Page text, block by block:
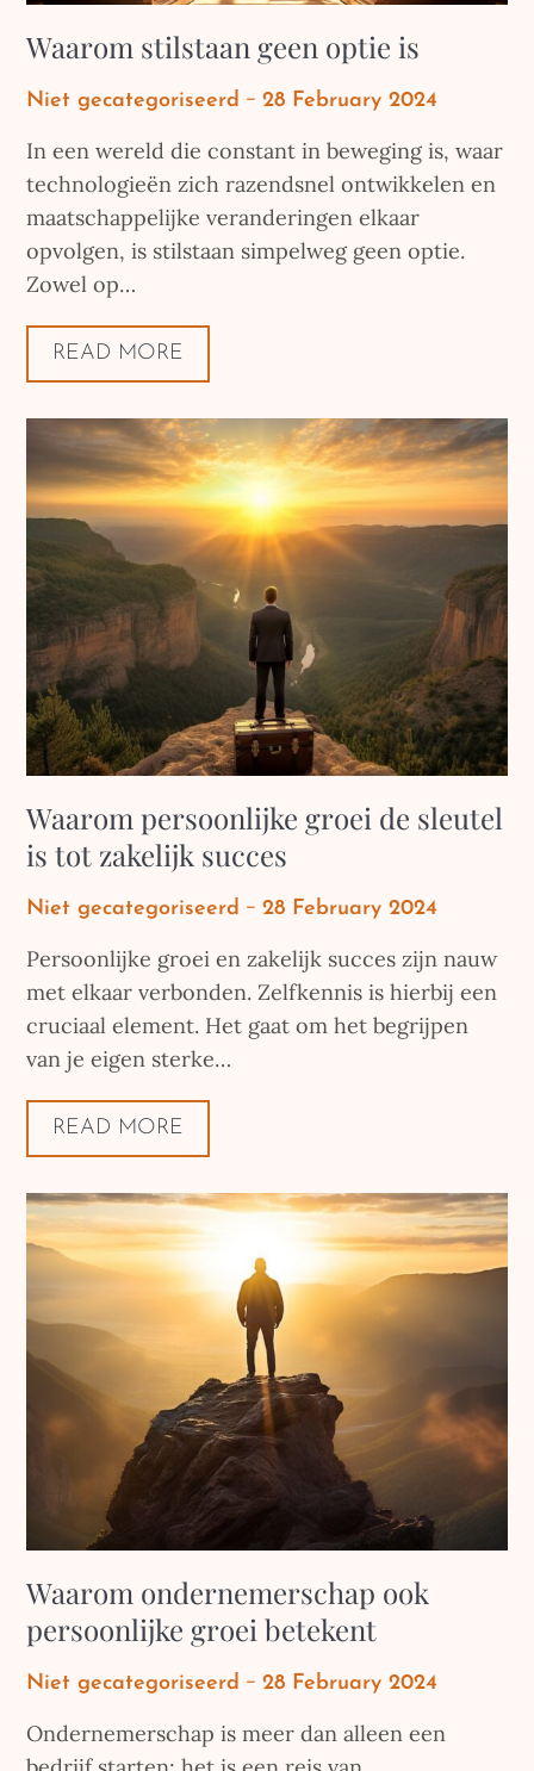
Waarom stilstaan geen optie is
Niet gecategoriseerd
Posted
28 February 2024
In een wereld die constant in beweging is, waar
technologieën zich razendsnel ontwikkelen en
maatschappelijke veranderingen elkaar
opvolgen, is stilstaan simpelweg geen optie.
Zowel op…
READ MORE
Waarom persoonlijke groei de sleutel
is tot zakelijk succes
Niet gecategoriseerd
Posted
28 February 2024
Persoonlijke groei en zakelijk succes zijn nauw
met elkaar verbonden. Zelfkennis is hierbij een
cruciaal element. Het gaat om het begrijpen
van je eigen sterke…
READ MORE
Waarom ondernemerschap ook
persoonlijke groei betekent
Niet gecategoriseerd
Posted
28 February 2024
Ondernemerschap is meer dan alleen een